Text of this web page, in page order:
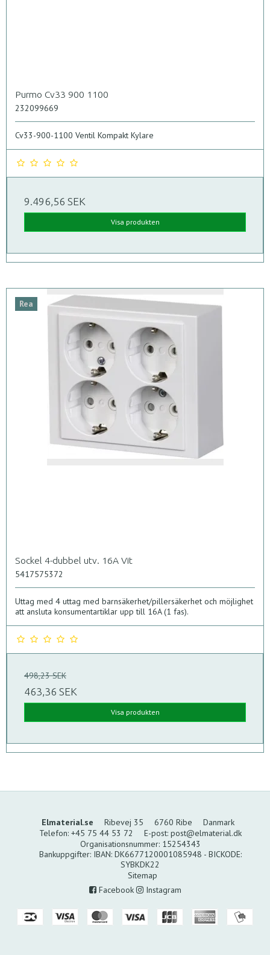
Purmo Cv33 900 1100
232099669
Cv33-900-1100 Ventil Kompakt Kylare
9.496,56 SEK
Visa produkten
Rea
Sockel 4-dubbel utv. 16A Vit
5417575372
Uttag med 4 uttag med barnsäkerhet/pillersäkerhet och möjlighet
att ansluta konsumentartiklar upp till 16A (1 fas).
498,23 SEK
463,36 SEK
Visa produkten
Elmaterial.se Ribevej 35 6760 Ribe
Danmark
Telefon: +45 75 44 53 72 E-post: post@elmaterial.dk
Organisationsnummer:15254343
Bankuppgifter:IBAN: DK6677120001085948 - BICKODE:
SYBKDK22
Sitemap
Facebook
Instagram